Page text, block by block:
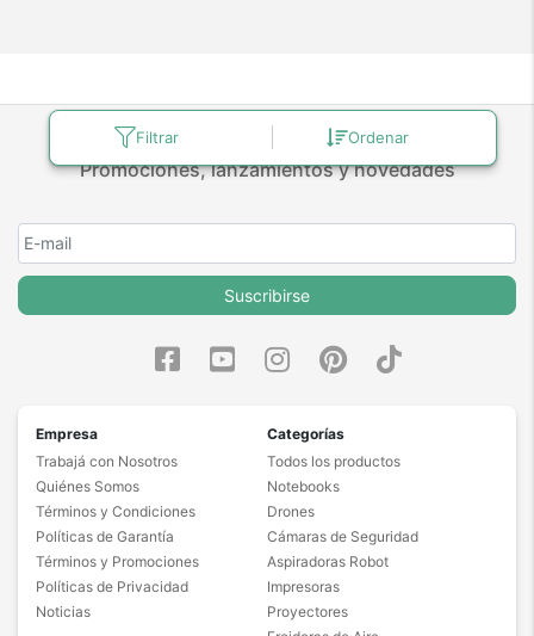
Filtrar Ordenar
Promociones, lanzamientos y novedades
Suscribirse
Empresa
Trabajá con Nosotros
Quiénes Somos
Términos y Condiciones
Políticas de Garantía
Términos y Promociones
Políticas de Privacidad
Noticias
Categorías
Todos los productos
Notebooks
Drones
Cámaras de Seguridad
Aspiradoras Robot
Impresoras
Proyectores